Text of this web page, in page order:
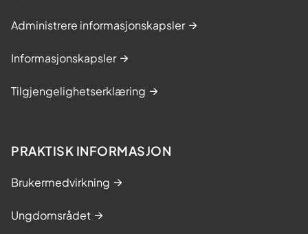
Administrere informasjonskapsler
Informasjonskapsler
Tilgjengelighetserklæring
PRAKTISK INFORMASJON
Brukermedvirkning
Ungdomsrådet